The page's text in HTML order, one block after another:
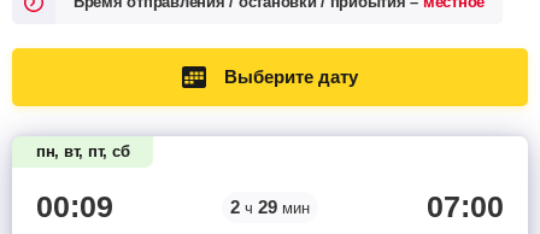
Выберите дату
00:09 2 ч 29 мин 07:00
пн, вт, пт, сб